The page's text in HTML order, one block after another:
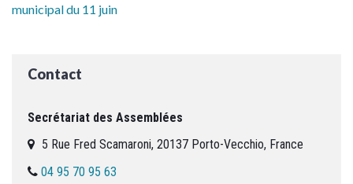
municipal du 11 juin
Contact
Secrétariat des Assemblées
5 Rue Fred Scamaroni, 20137 Porto-Vecchio, France
04 95 70 95 63